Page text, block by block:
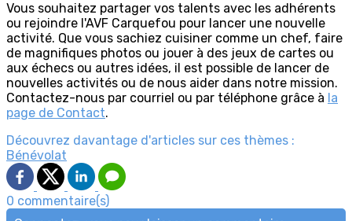
Vous souhaitez partager vos talents avec les adhérents
ou rejoindre l'AVF Carquefou pour lancer une nouvelle
activité. Que vous sachiez cuisiner comme un chef, faire
de magnifiques photos ou jouer à des jeux de cartes ou
aux échecs ou autres idées, il est possible de lancer de
nouvelles activités ou de nous aider dans notre mission.
Contactez-nous par courriel ou par téléphone grâce à la
page de Contact.
Découvrez davantage d'articles sur ces thèmes :
Bénévolat
0 commentaire(s)